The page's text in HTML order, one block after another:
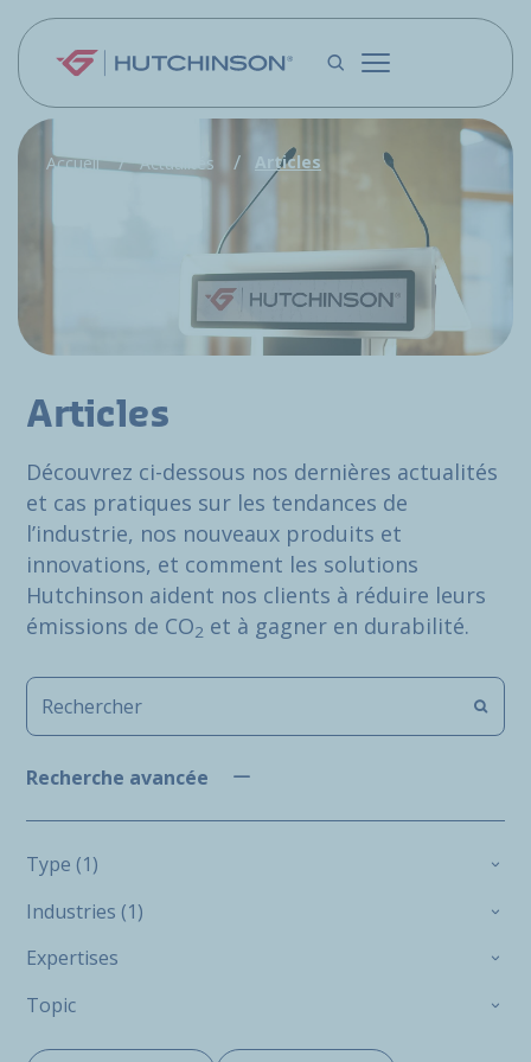
Aller au contenu principal
Accueil Actualités Articles
Articles
Découvrez ci-dessous nos dernières actualités
et cas pratiques sur les tendances de
l’industrie, nos nouveaux produits et
innovations, et comment les solutions
Hutchinson aident nos clients à réduire leurs
émissions de CO2 et à gagner en durabilité.
Recherche avancée
Type (1)
Industries (1)
Expertises
Topic